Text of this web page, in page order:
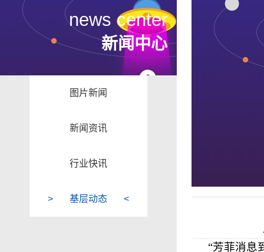
news center
新闻中心
图片新闻
新闻资讯
行业快讯
基层动态
“芳菲消息